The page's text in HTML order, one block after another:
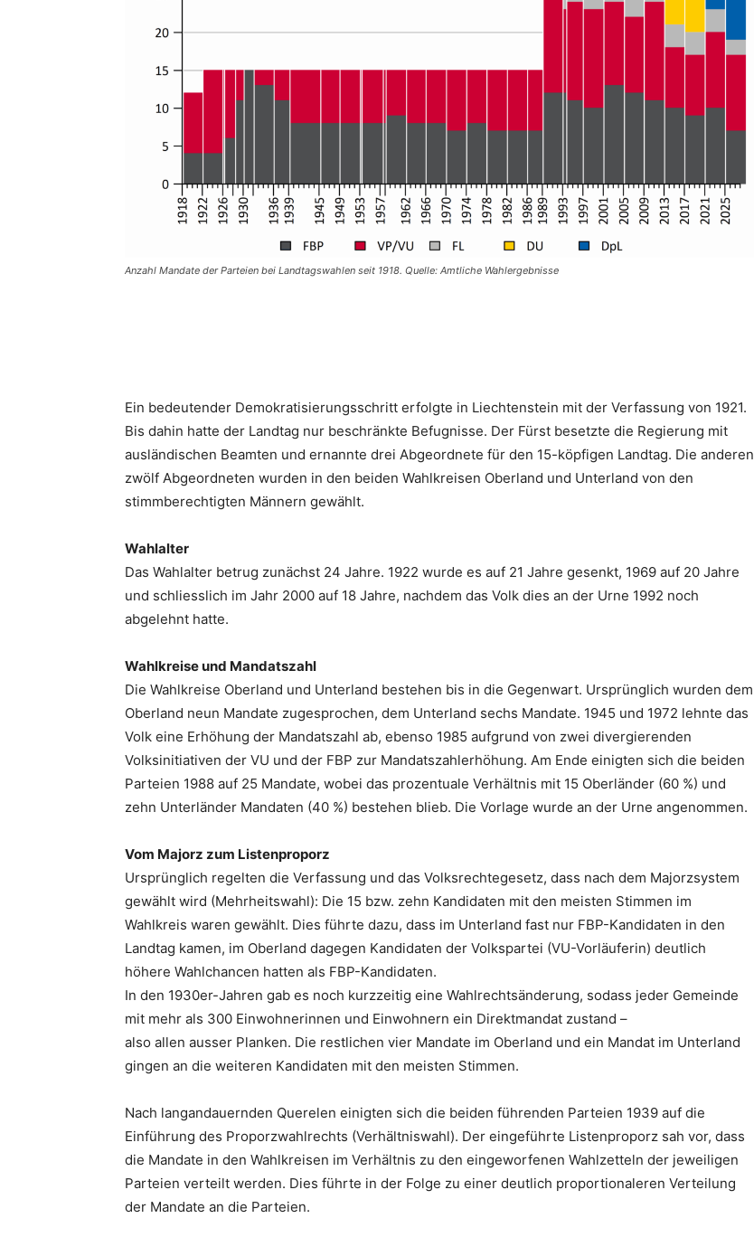
Anzahl Mandate der Parteien bei Landtagswahlen seit 1918. Quelle: Amtliche Wahlergebnisse
Ein bedeutender Demokratisierungsschritt erfolgte in Liechtenstein mit der Verfassung von 1921.
Bis dahin hatte der Landtag nur beschränkte Befugnisse. Der Fürst besetzte die Regierung mit
ausländischen Beamten und ernannte drei Abgeordnete für den 15-köpfigen Landtag. Die anderen
zwölf Abgeordneten wurden in den beiden Wahlkreisen Oberland und Unterland von den
stimmberechtigten Männern gewählt.
Wahlalter
Das Wahlalter betrug zunächst 24 Jahre. 1922 wurde es auf 21 Jahre gesenkt, 1969 auf 20 Jahre
und schliesslich im Jahr 2000 auf 18 Jahre, nachdem das Volk dies an der Urne 1992 noch
abgelehnt hatte.
Wahlkreise und Mandatszahl
Die Wahlkreise Oberland und Unterland bestehen bis in die Gegenwart. Ursprünglich wurden dem
Oberland neun Mandate zugesprochen, dem Unterland sechs Mandate. 1945 und 1972 lehnte das
Volk eine Erhöhung der Mandatszahl ab, ebenso 1985 aufgrund von zwei divergierenden
Volksinitiativen der VU und der FBP zur Mandatszahlerhöhung. Am Ende einigten sich die beiden
Parteien 1988 auf 25 Mandate, wobei das prozentuale Verhältnis mit 15 Oberländer (60 %) und
zehn Unterländer Mandaten (40 %) bestehen blieb. Die Vorlage wurde an der Urne angenommen.
Vom Majorz zum Listenproporz
Ursprünglich regelten die Verfassung und das Volksrechtegesetz, dass nach dem Majorzsystem
gewählt wird (Mehrheitswahl): Die 15 bzw. zehn Kandidaten mit den meisten Stimmen im
Wahlkreis waren gewählt. Dies führte dazu, dass im Unterland fast nur FBP-Kandidaten in den
Landtag kamen, im Oberland dagegen Kandidaten der Volkspartei (VU-Vorläuferin) deutlich
höhere Wahlchancen hatten als FBP-Kandidaten.
In den 1930er-Jahren gab es noch kurzzeitig eine Wahlrechtsänderung, sodass jeder Gemeinde
mit mehr als 300 Einwohnerinnen und Einwohnern ein Direktmandat zustand –
also allen ausser Planken. Die restlichen vier Mandate im Oberland und ein Mandat im Unterland
gingen an die weiteren Kandidaten mit den meisten Stimmen.
Nach langandauernden Querelen einigten sich die beiden führenden Parteien 1939 auf die
Einführung des Proporzwahlrechts (Verhältniswahl). Der eingeführte Listenproporz sah vor, dass
die Mandate in den Wahlkreisen im Verhältnis zu den eingeworfenen Wahlzetteln der jeweiligen
Parteien verteilt werden. Dies führte in der Folge zu einer deutlich proportionaleren Verteilung
der Mandate an die Parteien.